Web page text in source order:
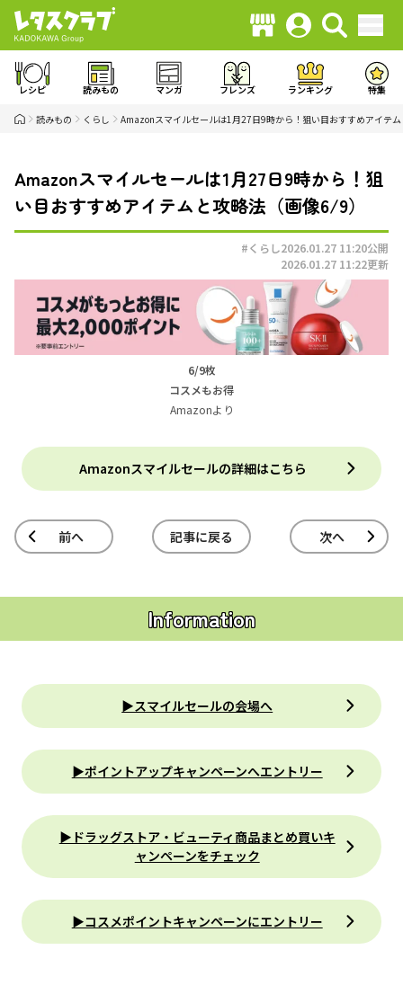
レシピ 読みもの マンガ フレンズ ランキング 特集
読みもの くらし Amazonスマイルセールは1月27日9時から！狙い目おすすめアイテ
Amazonスマイルセールは1月27日9時から！狙
い目おすすめアイテムと攻略法（画像6/9）
#くらし2026.01.27 11:20公開
2026.01.27 11:22更新
6/9枚
コスメもお得
Amazonより
Amazonスマイルセールの詳細はこちら
前へ 記事に戻る 次へ
Information
▶︎スマイルセールの会場へ
▶︎ポイントアップキャンペーンへエントリー
▶︎ドラッグストア・ビューティ商品まとめ買いキ
ャンペーンをチェック
▶︎コスメポイントキャンペーンにエントリー